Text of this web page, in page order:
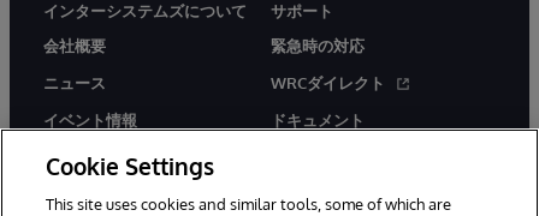
インターシステムズについて
会社概要
ニュース
イベント情報
採用情報
サポート
緊急時の対応
WRCダイレクト
ドキュメント
Cookie Settings
This site uses cookies and similar tools, some of which are